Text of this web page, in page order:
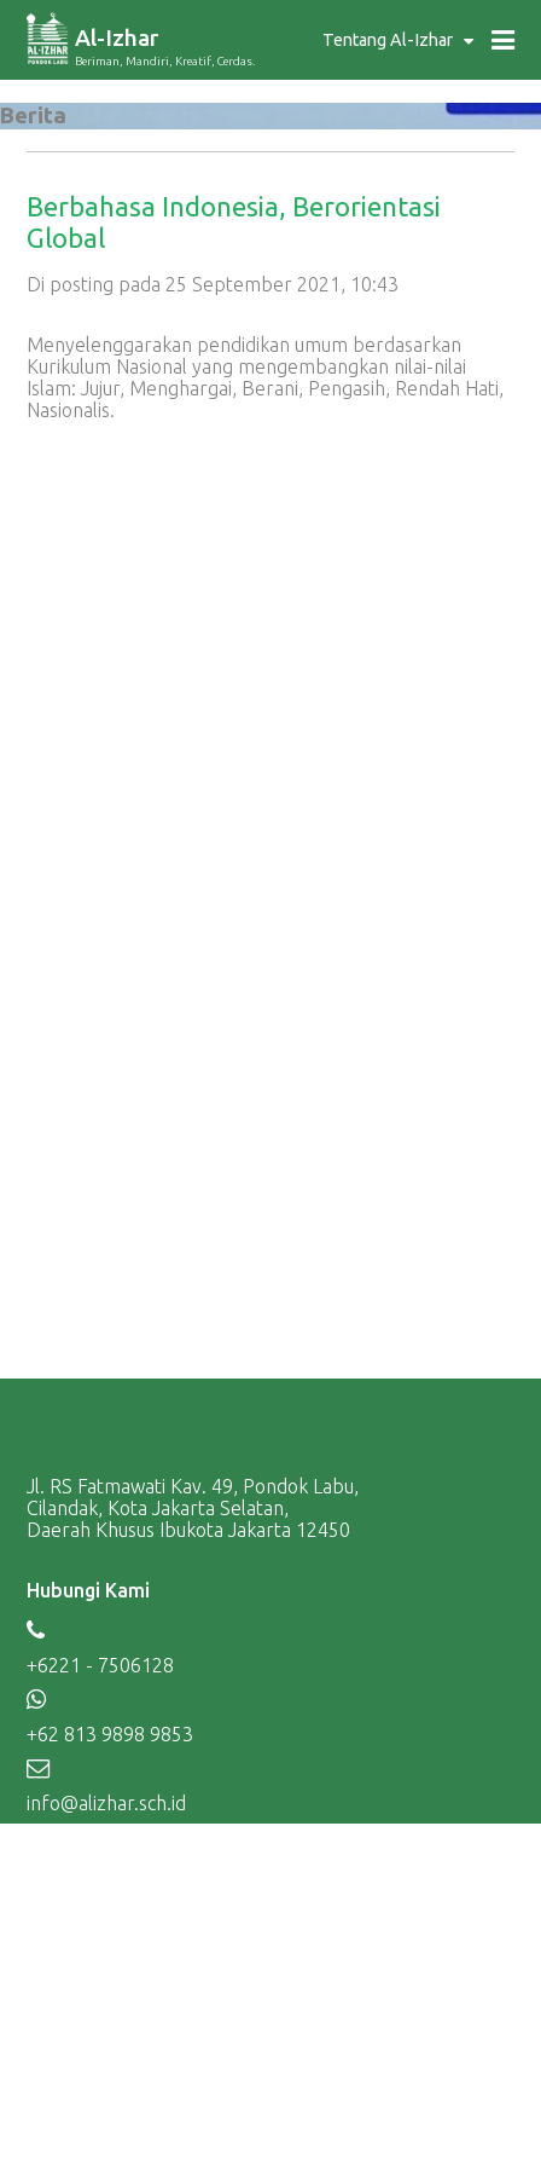
Al-Izhar
Beriman, Mandiri, Kreatif, Cerdas.
Tentang Al-Izhar
Berita
Berbahasa Indonesia, Berorientasi
Global
Di posting pada 25 September 2021, 10:43
Menyelenggarakan pendidikan umum berdasarkan
Kurikulum Nasional yang mengembangkan nilai-nilai
Islam: Jujur, Menghargai, Berani, Pengasih, Rendah Hati,
Nasionalis.
Jl. RS Fatmawati Kav. 49, Pondok Labu,
Cilandak, Kota Jakarta Selatan,
Daerah Khusus Ibukota Jakarta 12450
Hubungi Kami
+6221 - 7506128
+62 813 9898 9853
info@alizhar.sch.id